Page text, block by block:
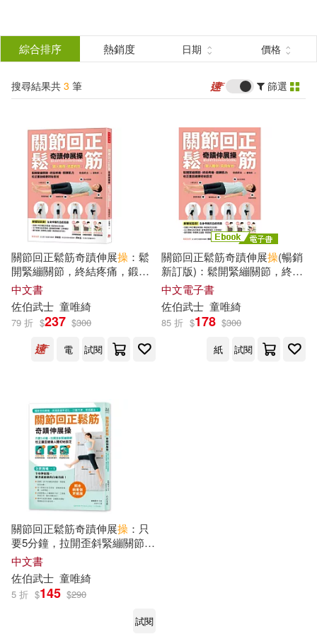
結
分類 (單選)
所有商品(3) 圖書(2)
電子書(1)
作者 (可複選)
佐伯武士(3)
出版社 (可複選)
配送方式 (可複選)
可超商取貨(2)
可港澳店取(2)
可新加坡店取(2)
綜合排序 熱銷度 日期 價格
搜尋結果共 3 筆 篩選
關節回正鬆筋奇蹟伸展操 ：鬆
開緊繃關節，終結疼痛，鍛鍊
肌力，校正重回健康初始設定
(暢銷新訂版)
中文書
佐伯武士 童唯綺
79 折 $237 $300
電
試閱
關節回正鬆筋奇蹟伸展操(暢銷
新訂版)：鬆開緊繃關節，終結
疼痛，鍛鍊肌力，校正重回健
康初始設定 (電子書)
中文電子書
佐伯武士 童唯綺
85 折 $178 $300
紙
試閱
關節回正鬆筋奇蹟伸展操 ：只
要5分鐘，拉開歪斜緊繃關節，
校正重回健康人體初始設定
中文書
佐伯武士 童唯綺
5 折 $145 $290
試閱